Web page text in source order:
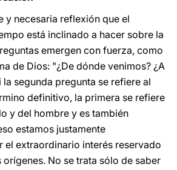
y necesaria reflexión que el
está inclinado a hacer sobre la
emergen con fuerza, como
de Dios: "¿De dónde venimos? ¿A
la segunda pregunta se refiere al
definitivo, la primera se refiere
y del hombre y es también
estamos justamente
el extraordinario interés reservado
No se trata sólo de saber